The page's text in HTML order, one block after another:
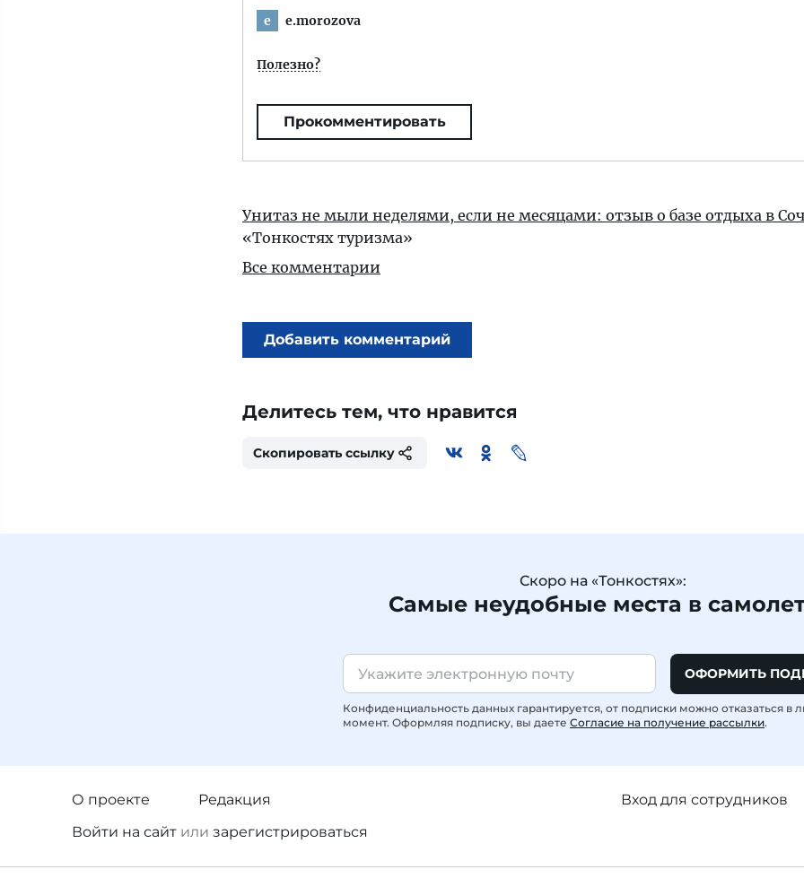
e e.morozova
Полезно?
Прокомментировать
Унитаз не мыли неделями, если не месяцами: отзыв о базе отдыха в
«Тонкостях туризма»
Все комментарии
Добавить комментарий
Делитесь тем, что нравится
Скопировать ссылку
Скоро на «Тонкостях»:
Самые неудобные места в
ОФОРМИТЬ
Конфиденциальность данных гарантируется, от подписки можно отказаться в
момент. Оформляя подписку, вы даете Согласие на получение рассылки.
О проекте
Редакция
Войти на сайт или зарегистрироваться
Вход для сотрудников